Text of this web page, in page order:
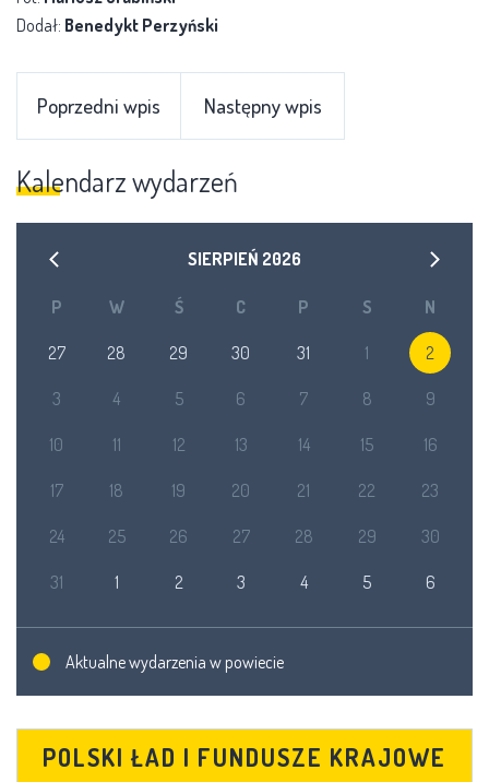
Dodał: Benedykt Perzyński
Poprzedni wpis Następny wpis
Kalendarz wydarzeń
SIERPIEŃ 2026
P W Ś C P S N
27 28 29 30 31 1 2
3 4 5 6 7 8 9
10 11 12 13 14 15 16
17 18 19 20 21 22 23
24 25 26 27 28 29 30
31 1 2 3 4 5 6
Aktualne wydarzenia w powiecie
POLSKI ŁAD I FUNDUSZE KRAJOWE